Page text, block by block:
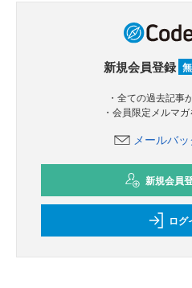
新規会員登録
・全ての過去記事
・会員限定メルマ
メールバ
新規会員
ログ